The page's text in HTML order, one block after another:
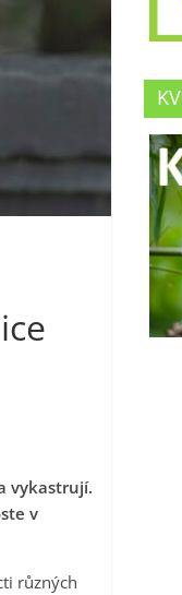
vykastrují.
v
různých